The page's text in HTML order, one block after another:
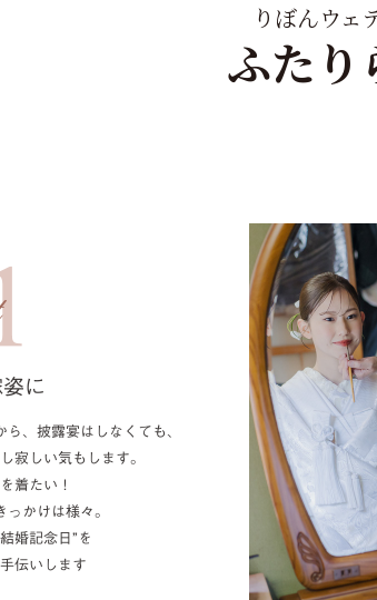
りぼんウェ
ふたり
に
、披露宴はしなくても、
寂しい気もします。
着たい！
かけは様々。
婚記念日”を
伝いします